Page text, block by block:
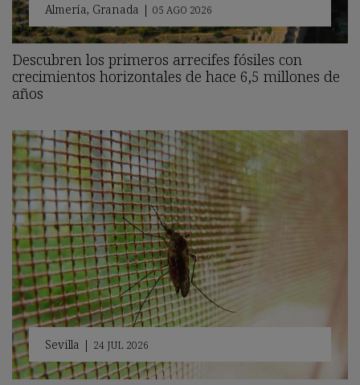
Almería, Granada | 05 AGO 2026
Descubren los primeros arrecifes fósiles con
crecimientos horizontales de hace 6,5 millones de
años
Sevilla | 24 JUL 2026